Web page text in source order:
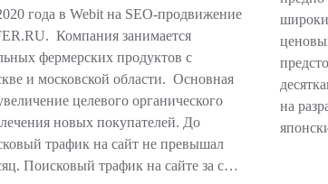
года в Webit на SEO-продвижение
Компания занимается
фермерских продуктов с
и московской области. Основная
целевого органического
новых покупателей. До
трафик на сайт не превышал
Поисковый трафик на сайте за с…
на